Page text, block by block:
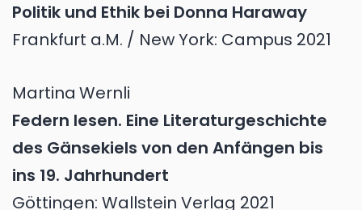
Politik und Ethik bei Donna Haraway
Frankfurt a.M. / New York: Campus 2021
Martina Wernli
Federn lesen. Eine Literaturgeschichte
des Gänsekiels von den Anfängen bis
ins 19. Jahrhundert
Göttingen: Wallstein Verlag 2021